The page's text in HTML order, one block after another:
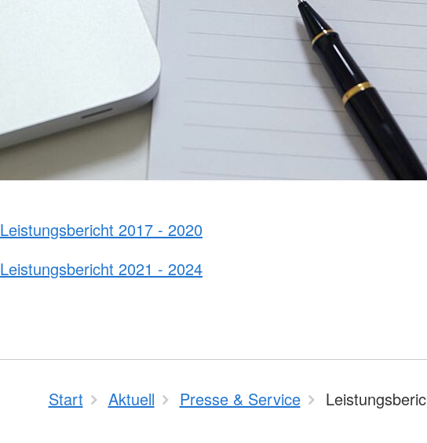
Leistungsbericht 2017 - 2020
Leistungsbericht 2021 - 2024
Start Aktuell Presse & Service